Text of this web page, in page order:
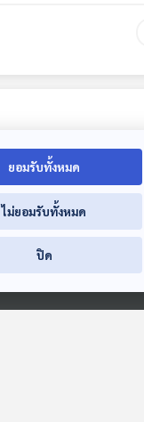
มุด
เป็น
EP. 282: ม
กาญ่า: คว
ยอมรับทั้งหมด
ไม่ยอมรับทั้งหมด
ปิด